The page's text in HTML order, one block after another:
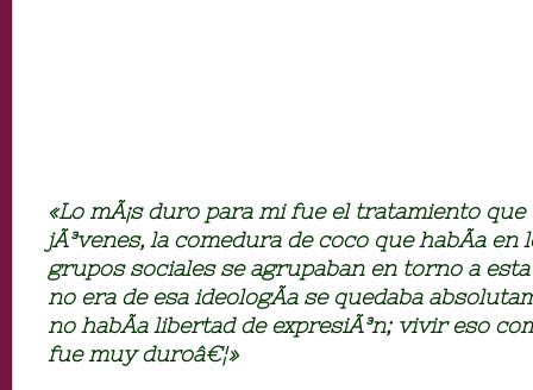
«Lo mÃ¡s duro para mi fue el tratamiento
jÃ³venes, la comedura de coco que habÃ­a
grupos sociales se agrupaban en torno a
no era de esa ideologÃ­a se quedaba
no habÃ­a libertad de expresiÃ³n; vivir eso
fue muy duroâ€¦»